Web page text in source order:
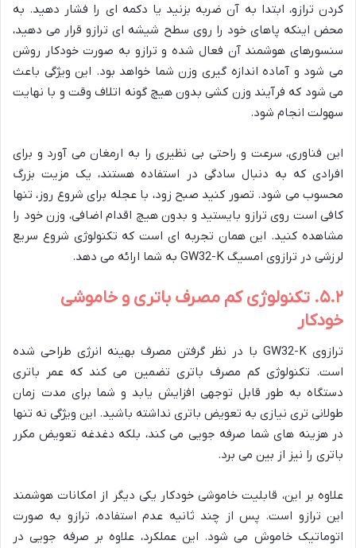
کردن ترازو، ابتدا به آن ضربه بزنید یا دکمه ای را فشار دهید. به
محض اینکه پاهای خود را روی سطح شیشه ای ترازو قرار می دهید،
سنسورهای هوشمند آن فعال شده و ترازو به صورت خودکار روشن
می شود و آماده اندازه گیری وزن شما خواهد بود. این ویژگی باعث
می شود که فرآیند وزن کشی بدون هیچ گونه اتلاف وقت و با نهایت
سهولت انجام شود.
این فناوری، سرعت و راحتی بی نظیری را به ارمغان می آورد و برای
افرادی که به دنبال سادگی در استفاده هستند، یک مزیت بزرگ
محسوب می شود. تصور کنید صبح زود، با عجله برای شروع روز، تنها
کافی است روی ترازو بایستید و بدون هیچ اقدام اضافی، وزن خود را
مشاهده کنید. این همان تجربه ای است که تکنولوژی شروع سریع
لرزشی در ترازوی امسیگ GW32-K به شما ارائه می دهد.
۵.۲. تکنولوژی کم مصرف باتری و خاموشی
خودکار
ترازوی GW32-K با در نظر گرفتن مصرف بهینه انرژی طراحی شده
است. تکنولوژی کم مصرف باتری تضمین می کند که عمر باتری
دستگاه به طور قابل توجهی افزایش یابد و شما برای مدت زمان
طولانی تری نیازی به تعویض باتری نداشته باشید. این ویژگی نه تنها
در هزینه های شما صرفه جویی می کند، بلکه دغدغه تعویض مکرر
باتری را نیز از بین می برد.
علاوه بر این، قابلیت خاموشی خودکار یکی دیگر از امکانات هوشمند
این ترازو است. پس از چند ثانیه عدم استفاده، ترازو به صورت
اتوماتیک خاموش می شود. این عملکرد، علاوه بر صرفه جویی در